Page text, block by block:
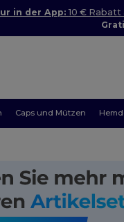
in der App: 10 € Rabatt
Caps und Mützen